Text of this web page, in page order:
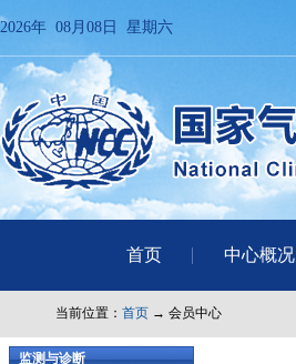
2026年 08月08日 星期六
首页 中心概况
当前位置： 首页 → 会员中心
监测与诊断